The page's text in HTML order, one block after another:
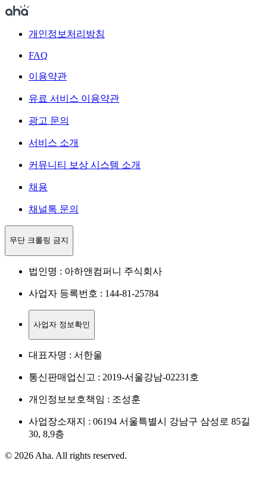
개인정보처리방침
FAQ
이용약관
유료 서비스 이용약관
광고 문의
서비스 소개
커뮤니티 보상 시스템 소개
채용
채널톡 문의
무단 크롤링 금지
법인명 : 아하앤컴퍼니 주식회사
사업자 등록번호 : 144-81-25784
사업자 정보확인
대표자명 : 서한울
통신판매업신고 : 2019-서울강남-02231호
개인정보보호책임 : 조성훈
사업장소재지 : 06194 서울특별시 강남구 삼성로 85길
30, 8,9층
© 2026 Aha. All rights reserved.